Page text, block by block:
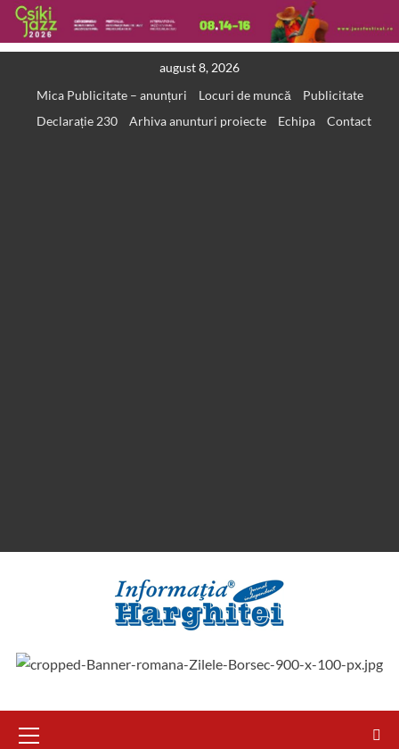
august 8, 2026
Mica Publicitate – anunțuri
Locuri de muncă
Publicitate
Declarație 230
Arhiva anunturi proiecte Echipa Contact
Menu